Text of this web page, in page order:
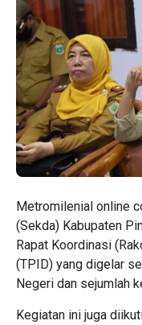
Metromilenial online
(Sekda) Kabupaten
Rapat Koordinasi
(TPID) yang digelar
Negeri dan sejumlah
Kegiatan ini juga